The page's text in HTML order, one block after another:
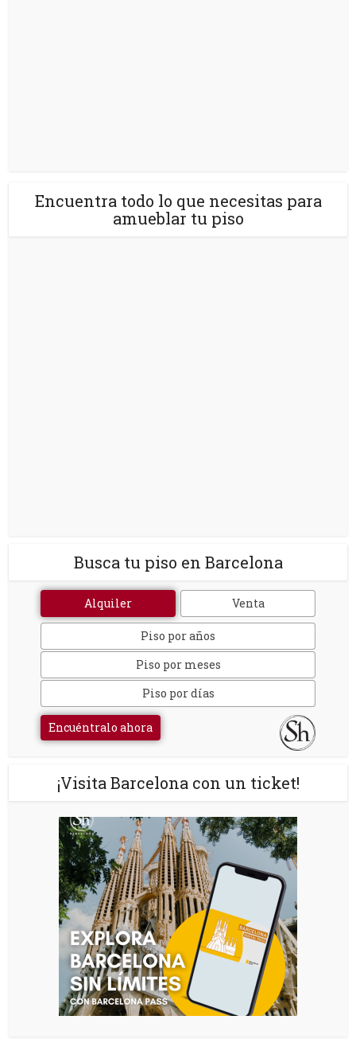
Encuentra todo lo que necesitas para
amueblar tu piso
Busca tu piso en Barcelona
Alquiler Venta
Piso por años
Piso por meses
Piso por días
Encuéntralo ahora
¡Visita Barcelona con un ticket!